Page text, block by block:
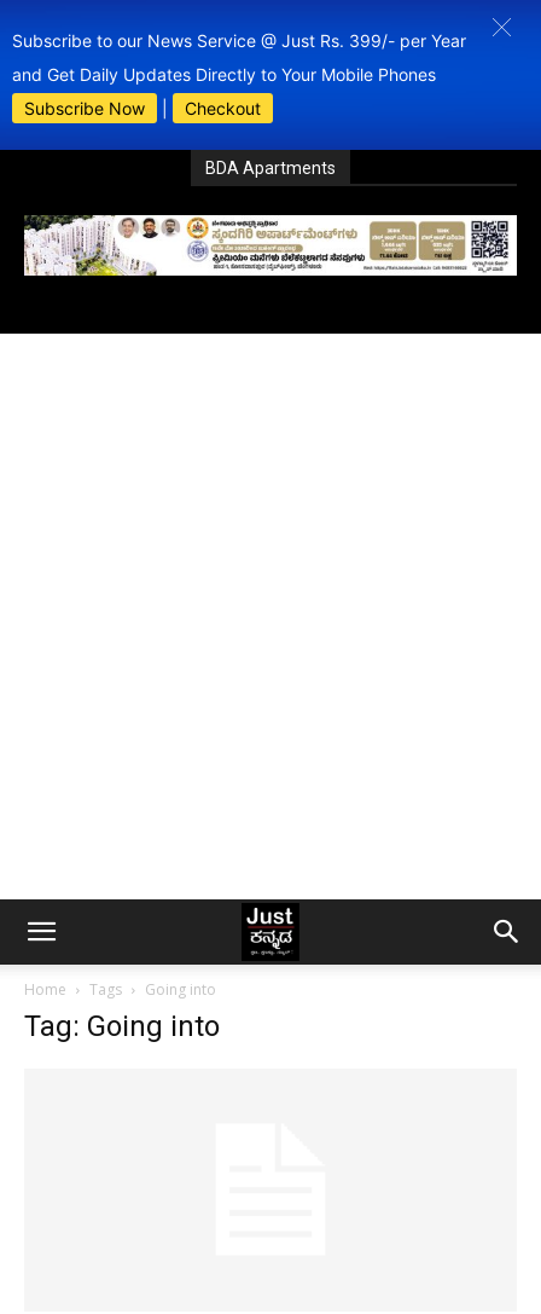
Subscribe to our News Service @ Just Rs. 399/- per Year
and Get Daily Updates Directly to Your Mobile Phones
Subscribe Now
Checkout
BDA Apartments
Home Tags Going into
Tag: Going into